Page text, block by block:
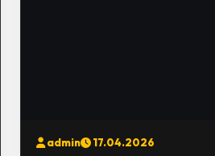
admin 17.04.2026